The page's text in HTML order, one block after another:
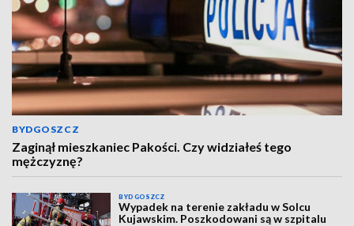
BYDGOSZCZ
Zaginął mieszkaniec Pakości. Czy widziałeś tego
mężczyznę?
BYDGOSZCZ
Wypadek na terenie zakładu w Solcu
Kujawskim. Poszkodowani są w szpitalu